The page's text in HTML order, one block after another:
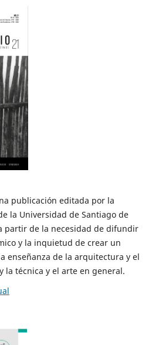
publicación editada por la
la Universidad de Santiago de
partir de la necesidad de difundir
y la inquietud de crear un
enseñanza de la arquitectura y el
la técnica y el arte en general.